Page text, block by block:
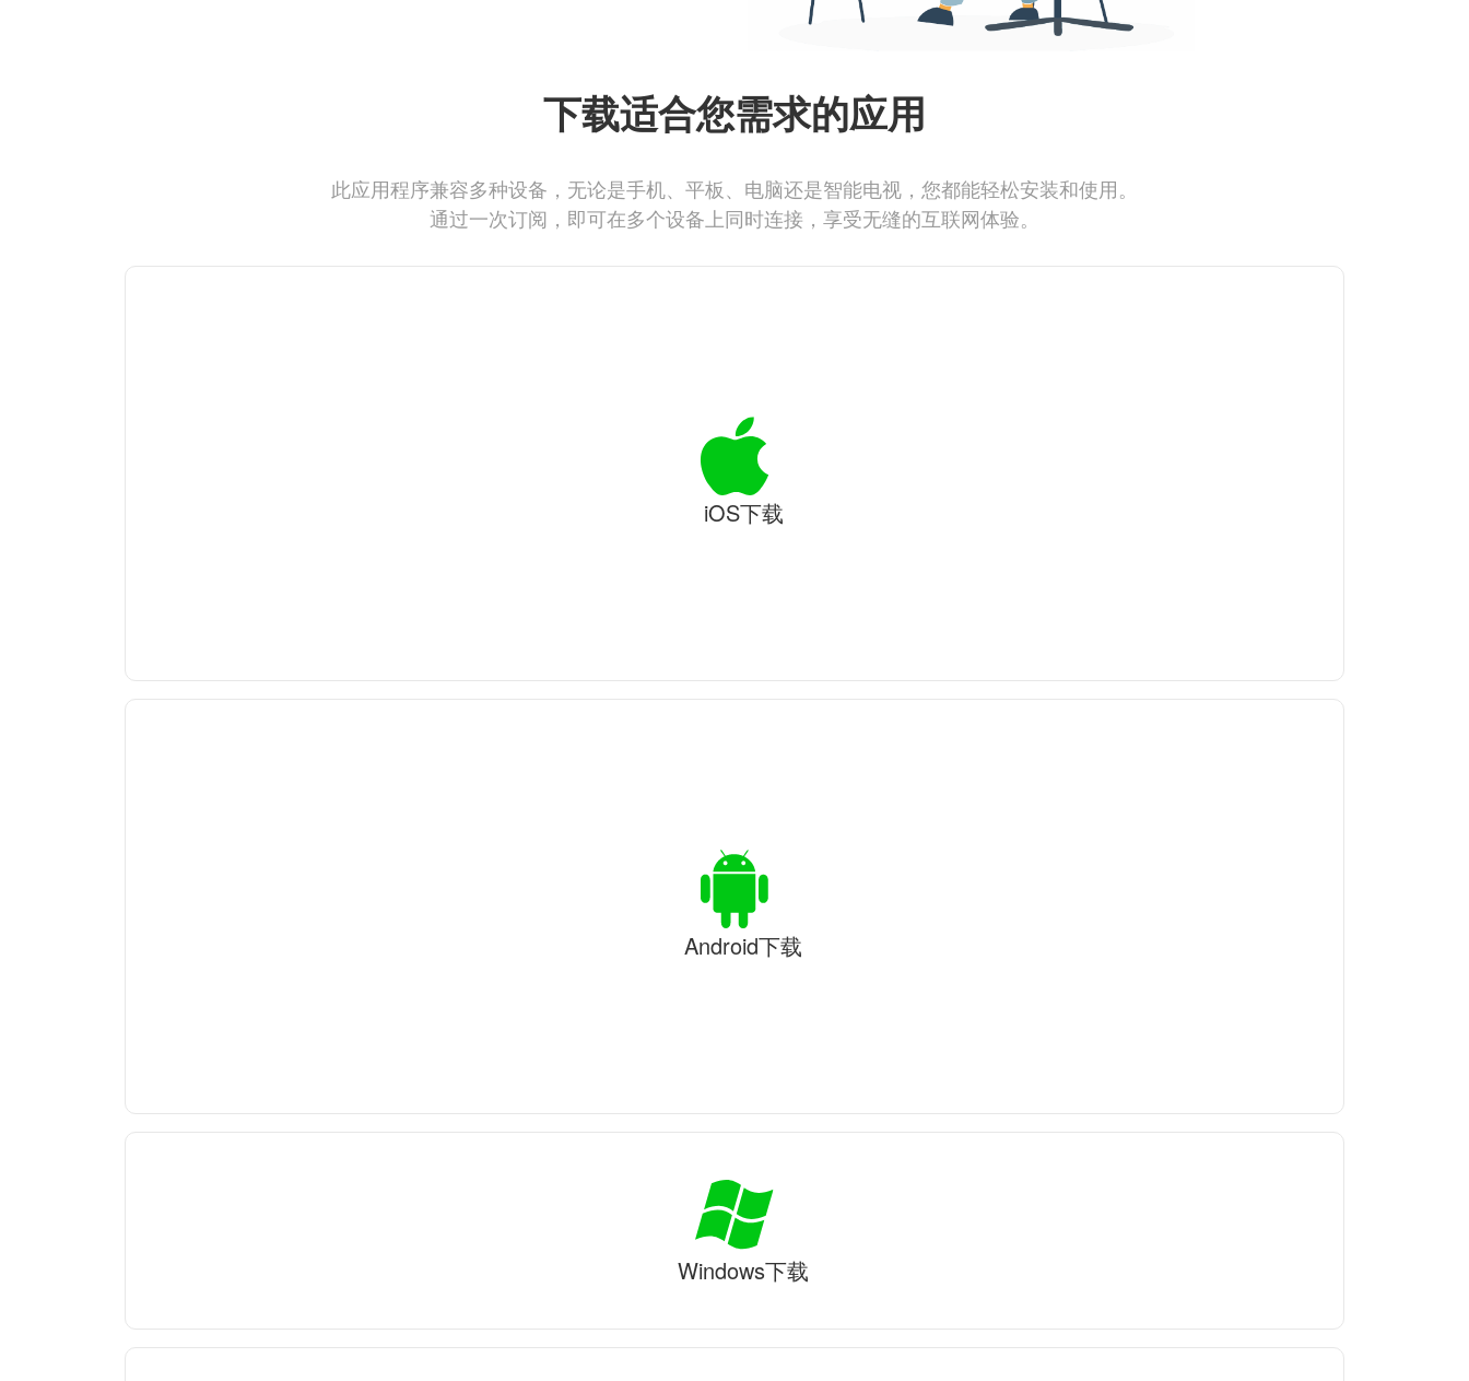
下载适合您需求的应用
此应用程序兼容多种设备，无论是手机、平板、电脑还是智能电视，您都能轻松安装和使用。
通过一次订阅，即可在多个设备上同时连接，享受无缝的互联网体验。
iOS下载
Android下载
Windows下载